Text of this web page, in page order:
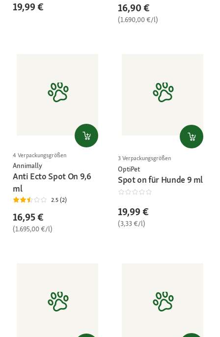
19,99 € 16,90 €
(1.690,00 €/l)
4 Verpackungsgrößen
Annimally
Anti Ecto Spot On 9,6
ml
2.5 (2)
16,95 €
(1.695,00 €/l)
3 Verpackungsgrößen
OptiPet
Spot on für Hunde 9 ml
19,99 €
(3,33 €/l)